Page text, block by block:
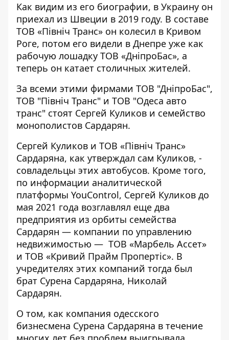
Как видим из его биографии, в Украину он
приехал из Швеции в 2019 году. В составе
ТОВ «Північ Транс» он колесил в Кривом
Роге, потом его видели в Днепре уже как
рабочую лошадку ТОВ «ДніпроБас», а
теперь он катает столичных жителей.
За всеми этими фирмами ТОВ "ДніпроБас",
ТОВ "Північ Транс" и ТОВ "Одеса авто
транс" стоят Сергей Куликов и семейство
монополистов Сардарян.
Сергей Куликов и ТОВ «Північ Транс»
Сардаряна, как утверждал сам Куликов, -
совладельцы этих автобусов. Кроме того,
по информации аналитической
платформы YouControl, Сергей Куликов до
мая 2021 года возглавлял еще два
предприятия из орбиты семейства
Сардарян — компании по управлению
недвижимостью — ТОВ «Марбель Ассет»
и ТОВ «Кривий Прайм Пропертіс». В
учредителях этих компаний тогда был
брат Сурена Сардаряна, Николай
Сардарян.
О том, как компания одесского
бизнесмена Сурена Сардаряна в течение